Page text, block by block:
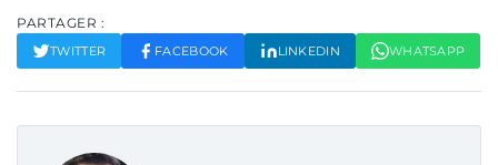
PARTAGER :
TWITTER FACEBOOK LINKEDIN WHATSAPP